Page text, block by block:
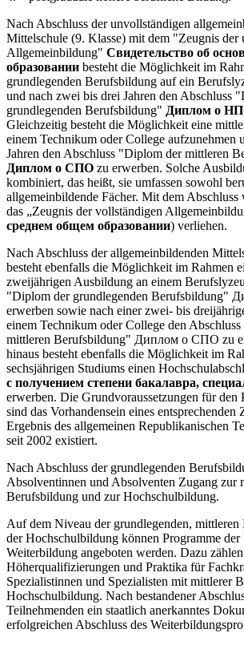
Nach Abschluss der unvollständigen
Mittelschule (9. Klasse) mit dem "Zeugnis der
Allgemeinbildung" Свидетельство об
образовании besteht die Möglichkeit im
grundlegenden Berufsbildung auf ein
und nach zwei bis drei Jahren den Abschluss
grundlegenden Berufsbildung" Диплом о
Gleichzeitig besteht die Möglichkeit eine
einem Technikum oder College aufzunehmen
Jahren den Abschluss "Diplom der mittleren
Диплом о СПО zu erwerben. Solche
kombiniert, das heißt, sie umfassen sowohl
allgemeinbildende Fächer. Mit dem Abschluss
das „Zeugnis der vollständigen
среднем общем образовании) verliehen.
Nach Abschluss der allgemeinbildenden
besteht ebenfalls die Möglichkeit im Rahmen
zweijährigen Ausbildung an einem
"Diplom der grundlegenden Berufsbildung"
erwerben sowie nach einer zwei- bis
einem Technikum oder College den
mittleren Berufsbildung" Диплом о СПО zu
hinaus besteht ebenfalls die Möglichkeit im
sechsjährigen Studiums einen
с получением степени бакалавра,
erwerben. Die Grundvoraussetzungen für den
sind das Vorhandensein eines entsprechenden
Ergebnis des allgemeinen Republikanischen
seit 2002 existiert.
Nach Abschluss der grundlegenden
Absolventinnen und Absolventen Zugang zur
Berufsbildung und zur Hochschulbildung.
Auf dem Niveau der grundlegenden,
der Hochschulbildung können Programme der
Weiterbildung angeboten werden. Dazu
Höherqualifizierungen und Praktika für
Spezialistinnen und Spezialisten mit mittlerer
Hochschulbildung. Nach bestandener
Teilnehmenden ein staatlich anerkanntes
erfolgreichen Abschluss des